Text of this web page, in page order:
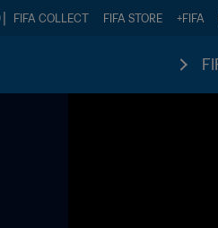
FIFA+
FIFA STORE
FIFA COLLECT